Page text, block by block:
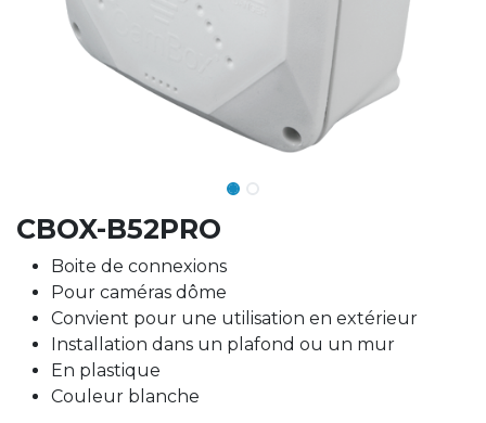
CBOX-B52PRO
Boite de connexions
Pour caméras dôme
Convient pour une utilisation en extérieur
Installation dans un plafond ou un mur
En plastique
Couleur blanche